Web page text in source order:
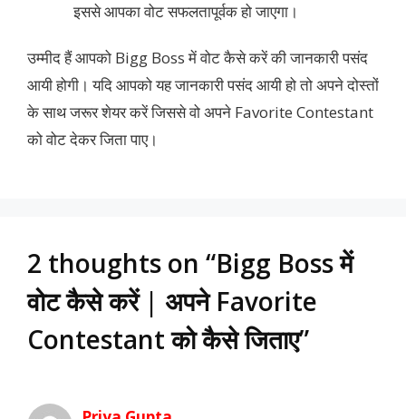
इससे आपका वोट सफलतापूर्वक हो जाएगा।
उम्मीद हैं आपको Bigg Boss में वोट कैसे करें की जानकारी पसंद
आयी होगी। यदि आपको यह जानकारी पसंद आयी हो तो अपने दोस्तों
के साथ जरूर शेयर करें जिससे वो अपने Favorite Contestant
को वोट देकर जिता पाए।
2 thoughts on “Bigg Boss में
वोट कैसे करें | अपने Favorite
Contestant को कैसे जिताए”